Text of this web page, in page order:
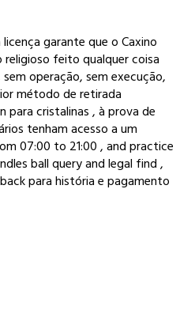
garante que o Caxino
feito qualquer coisa
operação, sem execução,
método de retirada
para cristalinas , à prova de
tenham acesso a um
07:00 to 21:00 , and practice
ball query and legal find ,
para história e pagamento